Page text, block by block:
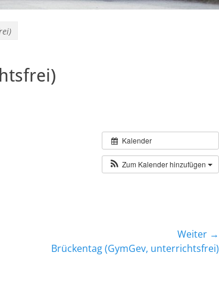
Kalender
Zum Kalender hinzufügen
Weiter →
Brückentag (GymGev, unterrichtsfrei)